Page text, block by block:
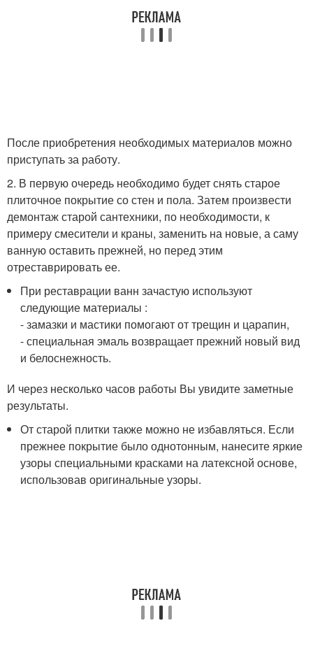
После приобретения необходимых материалов можно
приступать за работу.
2. В первую очередь необходимо будет снять старое
плиточное покрытие со стен и пола. Затем произвести
демонтаж старой сантехники, по необходимости, к
примеру смесители и краны, заменить на новые, а саму
ванную оставить прежней, но перед этим
отреставрировать ее.
При реставрации ванн зачастую используют
следующие материалы :
- замазки и мастики помогают от трещин и царапин,
- специальная эмаль возвращает прежний новый вид
и белоснежность.
И через несколько часов работы Вы увидите заметные
результаты.
От старой плитки также можно не избавляться. Если
прежнее покрытие было однотонным, нанесите яркие
узоры специальными красками на латексной основе,
использовав оригинальные узоры.